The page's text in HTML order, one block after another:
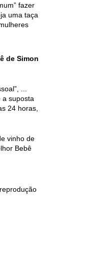
fazer
uma taça
de Simon
...
a suposta
24 horas,
vinho de
Bebê